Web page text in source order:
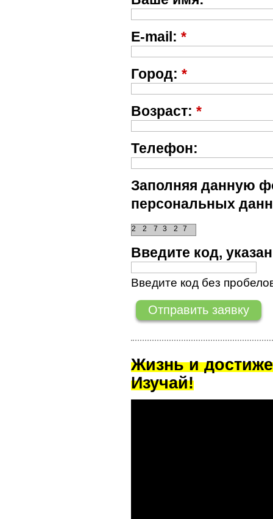
E-mail: *
Город: *
Возраст: *
Телефон:
Заполняя данную
персональных
7 3
2
2 2 7
Введите код,
Введите код без
Жизнь и
Изучай!